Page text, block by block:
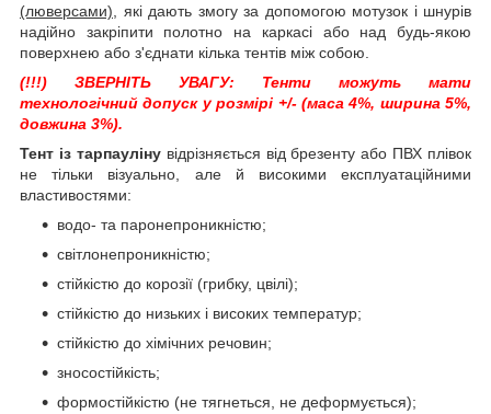
(люверсами) , які дають змогу за допомогою мотузок і шнурів
надійно закріпити полотно на каркасі або над будь-якою
поверхнею або з'єднати кілька тентів між собою.
(!!!) ЗВЕРНІТЬ УВАГУ: Тенти можуть мати
технологічний допуск у розмірі +/- (маса 4%, ширина 5%,
довжина 3%).
Тент із тарпаулінувідрізняється від брезенту або ПВХ плівок
не тільки візуально, але й високими експлуатаційними
властивостями:
водо- та паронепроникністю;
світлонепроникністю;
стійкістю до корозії (грибку, цвілі);
стійкістю до низьких і високих температур;
стійкістю до хімічних речовин;
зносостійкість;
формостійкістю (не тягнеться, не деформується);